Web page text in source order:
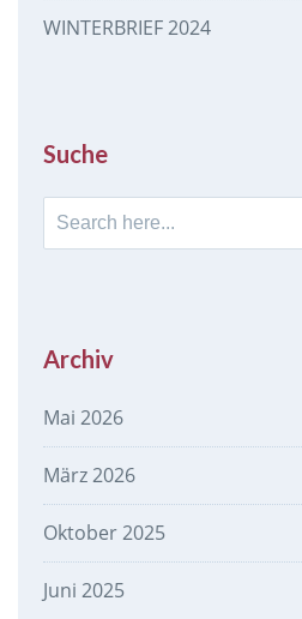
WINTERBRIEF 2024
Suche
Search
for:
Archiv
Mai 2026
März 2026
Oktober 2025
Juni 2025